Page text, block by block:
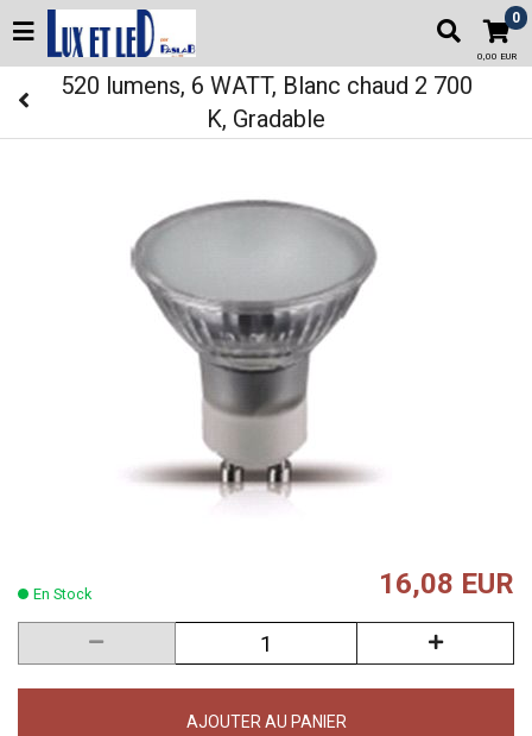
0
0,00 EUR
520 lumens, 6 WATT, Blanc chaud 2 700
K, Gradable
En Stock 16,08 EUR
AJOUTER AU PANIER